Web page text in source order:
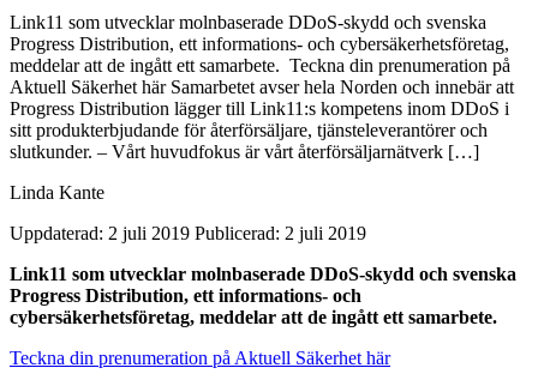
Link11 som utvecklar molnbaserade DDoS-skydd och svenska
Progress Distribution, ett informations- och cybersäkerhetsföretag,
meddelar att de ingått ett samarbete. Teckna din prenumeration på
Aktuell Säkerhet här Samarbetet avser hela Norden och innebär att
Progress Distribution lägger till Link11:s kompetens inom DDoS i
sitt produkterbjudande för återförsäljare, tjänsteleverantörer och
slutkunder. – Vårt huvudfokus är vårt återförsäljarnätverk […]
Linda Kante
Uppdaterad: 2 juli 2019 Publicerad: 2 juli 2019
Link11 som utvecklar molnbaserade DDoS-skydd och svenska
Progress Distribution, ett informations- och
cybersäkerhetsföretag, meddelar att de ingått ett samarbete.
Teckna din prenumeration på Aktuell Säkerhet här